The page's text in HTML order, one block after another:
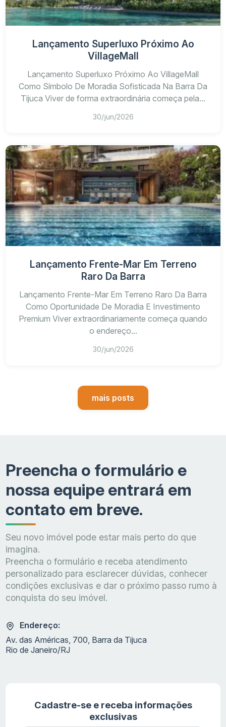
Lançamento Superluxo Próximo Ao
VillageMall
Lançamento Superluxo Próximo Ao VillageMall
Como Símbolo De Moradia Sofisticada Na Barra Da
Tijuca Viver de forma extraordinária começa pela...
30/jun/2026
Lançamento Frente-Mar Em Terreno
Raro Da Barra
Lançamento Frente-Mar Em Terreno Raro Da Barra
Como Oportunidade De Moradia E Investimento
Premium Viver extraordinariamente começa quando
o endereço...
30/jun/2026
mais posts
Preencha o formulário e
nossa equipe entrará em
contato em breve.
Seu novo imóvel pode estar mais perto do que
imagina.
Preencha o formulário e receba atendimento
personalizado para esclarecer dúvidas, conhecer
condições exclusivas e dar o próximo passo rumo à
conquista do seu imóvel.
Endereço:
Av. das Américas, 700, Barra da Tijuca
Rio de Janeiro/RJ
Cadastre-se e receba informações
exclusivas